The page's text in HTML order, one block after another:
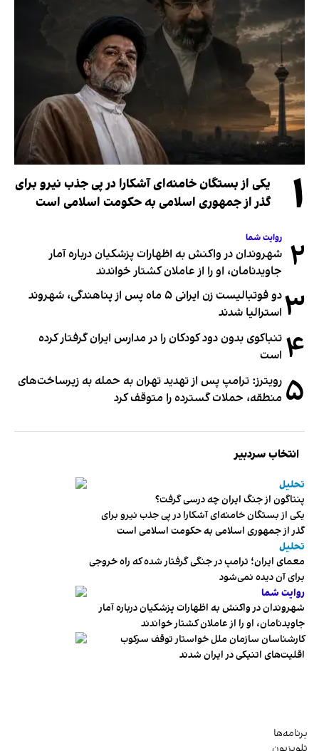
۱
یکی از بستگان خامنه‌ای آشکارا در پی جذب نیرو برای
گذر از جمهوری اسلامی به حکومت اسلامی است
۲ روایت شما
شهروندان در واکنش به اظهارات پزشکیان درباره آمار
جاویدنامان، او را از عاملان کشتار خواندند
۳
دو فوتبالیست زن ایرانی ۵ ماه پس از پناهندگی، شهروند
استرالیا شدند
۴ تنباکوی بدون دود کودکان را در مدارس ایران گرفتار کرده
است
۵ رویترز: ترامپ پس از تهدید تهران به حمله به زیرساخت‌های
منطقه، حملات گسترده را متوقف کرد
انتخاب سردبیر
تحلیل
پنتاگون از جنگ ایران چه درسی گرفت؟
یکی از بستگان خامنه‌ای آشکارا در پی جذب نیرو برای
گذر از جمهوری اسلامی به حکومت اسلامی است
تحلیل
معمای ایران؛ ترامپ در جنگی گرفتار شده که راه خروجی
برای آن دیده نمی‌شود
روایت شما
شهروندان در واکنش به اظهارات پزشکیان درباره آمار
جاویدنامان، او را از عاملان کشتار خواندند
کارشناسان سازمان ملل خواستار توقف سرکوب
اقلیت‌های اتنیکی در ایران شدند
برنامه‌ها